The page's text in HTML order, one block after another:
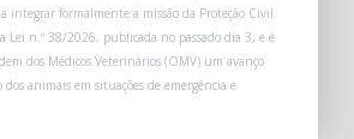
integrar formalmente a missão da Proteção Civil.
Lei n.º 38/2026, publicada no passado dia 3, e é
dos Médicos Veterinários (OMV) um avanço
animais em situações de emergência e